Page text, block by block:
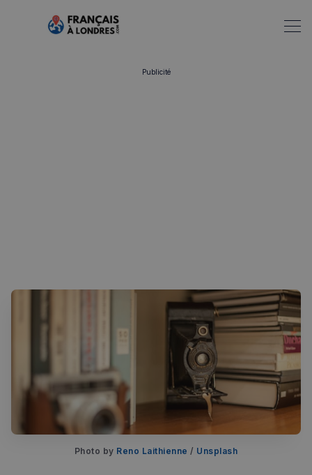
Rechercher dans Français à Londres - Magazine
Publicité
Photo by Reno Laithienne / Unsplash